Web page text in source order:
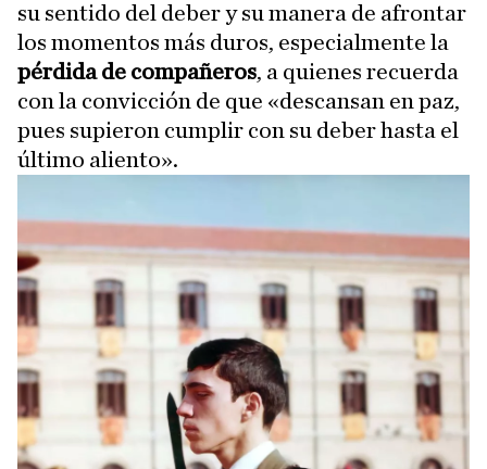
su sentido del deber y su manera de afrontar
los momentos más duros, especialmente la
pérdida de compañeros, a quienes recuerda
con la convicción de que «descansan en paz,
pues supieron cumplir con su deber hasta el
último aliento».